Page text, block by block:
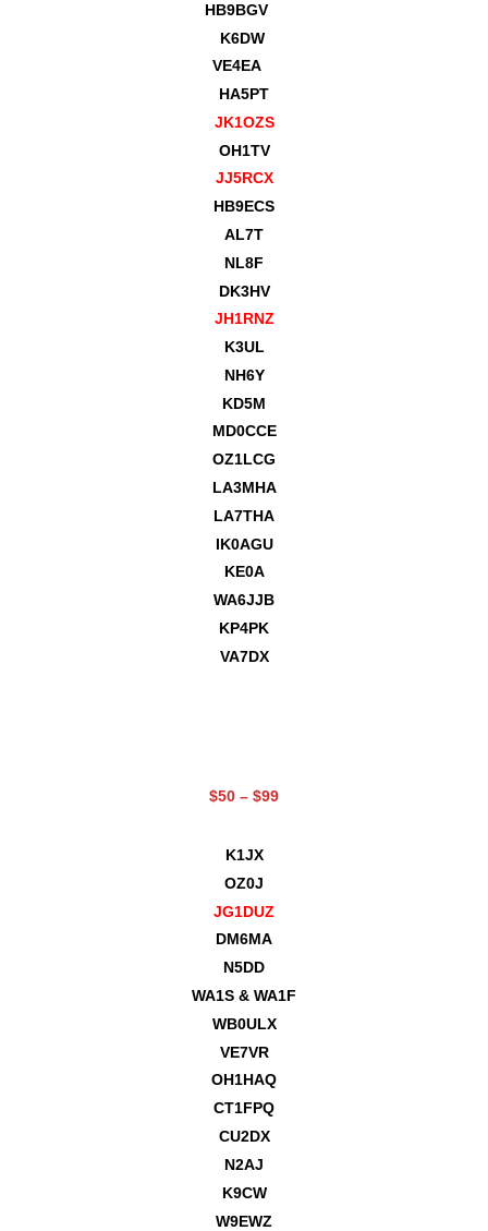
HB9BGV
K6DW
VE4EA
HA5PT
JK1OZS
OH1TV
JJ5RCX
HB9ECS
AL7T
NL8F
DK3HV
JH1RNZ
K3UL
NH6Y
KD5M
MD0CCE
OZ1LCG
LA3MHA
LA7THA
IK0AGU
KE0A
WA6JJB
KP4PK
VA7DX
$50 – $99
K1JX
OZ0J
JG1DUZ
DM6MA
N5DD
WA1S & WA1F
WB0ULX
VE7VR
OH1HAQ
CT1FPQ
CU2DX
N2AJ
K9CW
W9EWZ